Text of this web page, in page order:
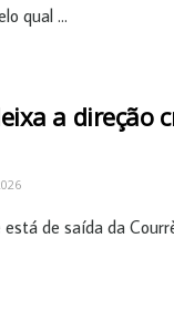
qual ...
a direção
de saída da